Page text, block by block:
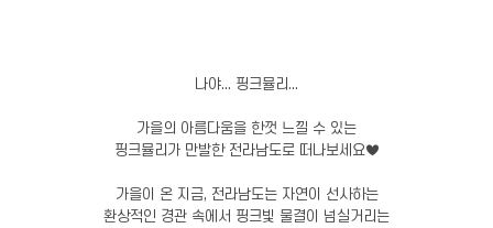
나야... 핑크뮬리...
가을의 아름다움을 한껏 느낄 수 있는
핑크뮬리가 만발한 전라남도로 떠나보세요♥
가을이 온 지금, 전라남도는 자연이 선사하는
환상적인 경관 속에서 핑크빛 물결이 넘실거리는